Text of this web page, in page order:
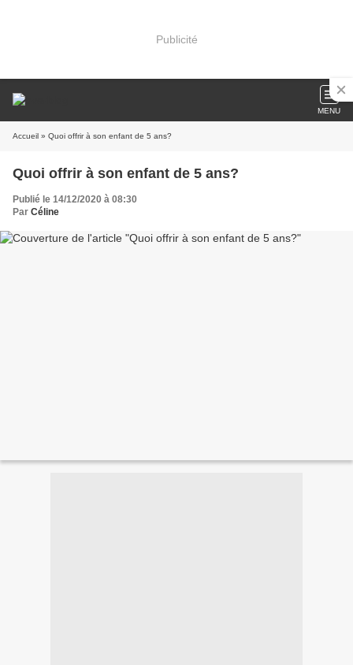
Publicité
MENU
Accueil » Quoi offrir à son enfant de 5 ans?
Quoi offrir à son enfant de 5 ans?
Publié le 14/12/2020 à 08:30
Par Céline